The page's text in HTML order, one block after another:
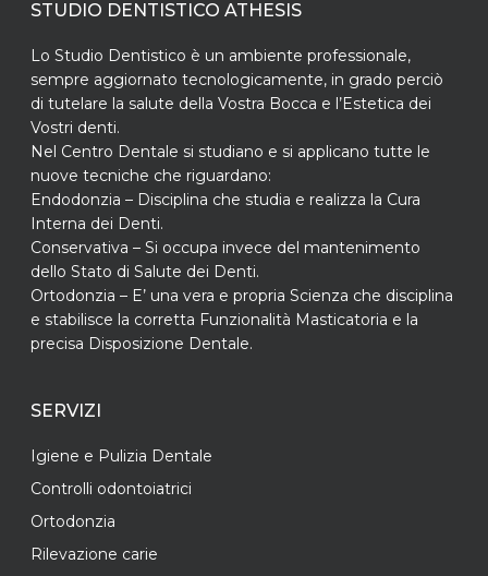
STUDIO DENTISTICO ATHESIS
Lo Studio Dentistico è un ambiente professionale,
sempre aggiornato tecnologicamente, in grado perciò
di tutelare la salute della Vostra Bocca e l’Estetica dei
Vostri denti.
Nel Centro Dentale si studiano e si applicano tutte le
nuove tecniche che riguardano:
Endodonzia – Disciplina che studia e realizza la Cura
Interna dei Denti.
Conservativa – Si occupa invece del mantenimento
dello Stato di Salute dei Denti.
Ortodonzia – E’ una vera e propria Scienza che disciplina
e stabilisce la corretta Funzionalità Masticatoria e la
precisa Disposizione Dentale.
SERVIZI
Igiene e Pulizia Dentale
Controlli odontoiatrici
Ortodonzia
Rilevazione carie